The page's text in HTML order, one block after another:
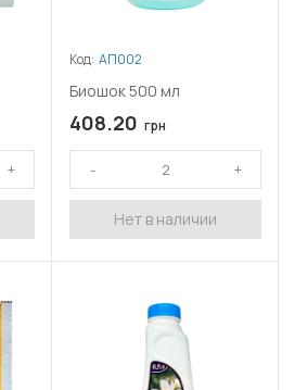
Код: АП002
Биошок 500 мл
408.20 грн
Нет в наличии